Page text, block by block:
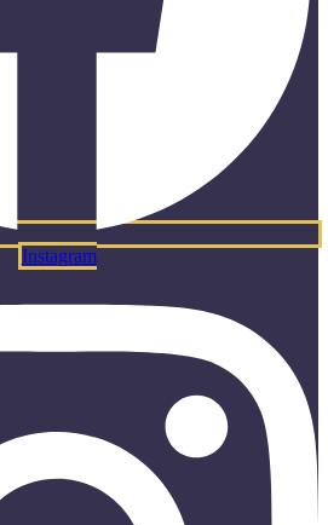
Instagram